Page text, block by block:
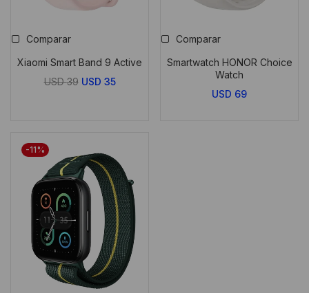
Comparar
Xiaomi Smart Band 9 Active
USD39 El
USD
39.
USD 35El
35.
Comparar
Smartwatch HONOR Choice
Watch
USD 69
-11%